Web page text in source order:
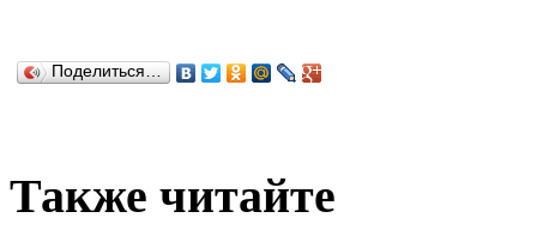
Поделиться…
Также читайте